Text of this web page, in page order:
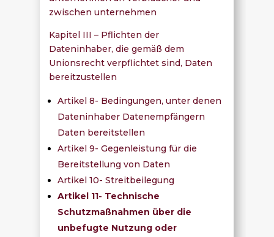
zwischen unternehmen
Kapitel III – Pflichten der
Dateninhaber, die gemäß dem
Unionsrecht verpflichtet sind, Daten
bereitzustellen
Artikel 8- Bedingungen, unter denen
Dateninhaber Datenempfängern
Daten bereitstellen
Artikel 9- Gegenleistung für die
Bereitstellung von Daten
Artikel 10- Streitbeilegung
Artikel 11- Technische
Schutzmaßnahmen über die
unbefugte Nutzung oder